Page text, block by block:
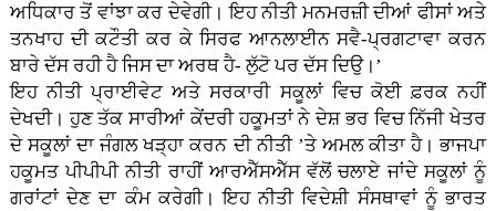
ਅਧਿਕਾਰ ਤੋਂ ਵਾਂਝਾ ਕਰ ਦੇਵੇਗੀ। ਇਹ ਨੀਤੀ ਮਨਮਰਜ਼ੀ ਦੀਆਂ ਫੀਸਾਂ ਅਤੇ
ਤਨਖਾਹ ਦੀ ਕਟੌਤੀ ਕਰ ਕੇ ਸਿਰਫ ਆਨਲਾਈਨ ਸਵੈ-ਪ੍ਰਗਟਾਵਾ ਕਰਨ
ਬਾਰੇ ਦੱਸ ਰਹੀ ਹੈ ਜਿਸ ਦਾ ਅਰਥ ਹੈ- ਲੁੱਟੋ ਪਰ ਦੱਸ ਦਿਉ।’
ਇਹ ਨੀਤੀ ਪ੍ਰਾਈਵੇਟ ਅਤੇ ਸਰਕਾਰੀ ਸਕੂਲਾਂ ਵਿਚ ਕੋਈ ਫ਼ਰਕ ਨਹੀਂ
ਦੇਖਦੀ। ਹੁਣ ਤੱਕ ਸਾਰੀਆਂ ਕੇਂਦਰੀ ਹਕੂਮਤਾਂ ਨੇ ਦੇਸ਼ ਭਰ ਵਿਚ ਨਿੱਜੀ ਖੇਤਰ
ਦੇ ਸਕੂਲਾਂ ਦਾ ਜੰਗਲ ਖੜ੍ਹਾ ਕਰਨ ਦੀ ਨੀਤੀ ’ਤੇ ਅਮਲ ਕੀਤਾ ਹੈ। ਭਾਜਪਾ
ਹਕੂਮਤ ਪੀਪੀਪੀ ਨੀਤੀ ਰਾਹੀਂ ਆਰਐੱਸਐੱਸ ਵੱਲੋਂ ਚਲਾਏ ਜਾਂਦੇ ਸਕੂਲਾਂ ਨੂੰ
ਗਰਾਂਟਾਂ ਦੇਣ ਦਾ ਕੰਮ ਕਰੇਗੀ। ਇਹ ਨੀਤੀ ਵਿਦੇਸ਼ੀ ਸੰਸਥਾਵਾਂ ਨੂੰ ਭਾਰਤ